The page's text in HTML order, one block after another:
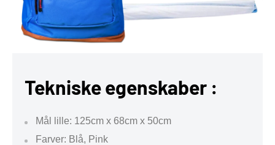
Tekniske egenskaber :
Mål lille: 125cm x 68cm x 50cm
Farver: Blå, Pink